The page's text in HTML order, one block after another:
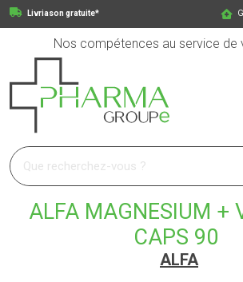
Livriason gratuite*
Nos compétences au service de
Pharmagroupe Votre pharmacie en ligne
ALFA MAGNESIUM +
CAPS 90
ALFA